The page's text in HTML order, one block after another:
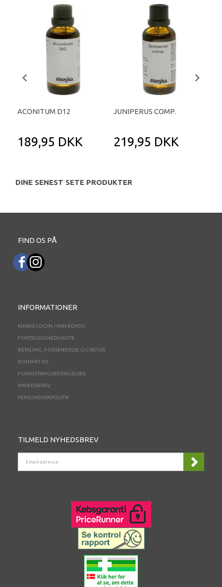
ACONITUM D12
189,95 DKK
JUNIPERUS COMP.
219,95 DKK
DINE SENEST SETE PRODUKTER
FIND OS PÅ
INFORMATIONER
KUNDE LOGIN / MIN KONTO
FORTROLIGHEDS NOTE
BETALING, FORSENDELSE OG RETUR
KONTAKT OS
FORRETNINGSBETINGELSER
NYHEDSBREV
PERSONDATAPOLITIK
TILMELD NYHEDSBREV
ADRESSE